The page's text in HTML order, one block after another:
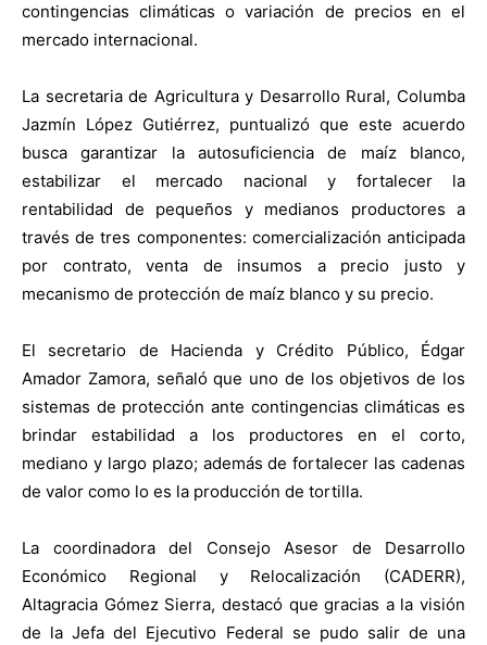
contingencias climáticas o variación de precios en el
mercado internacional.
La secretaria de Agricultura y Desarrollo Rural, Columba
Jazmín López Gutiérrez, puntualizó que este acuerdo
busca garantizar la autosuficiencia de maíz blanco,
estabilizar el mercado nacional y fortalecer la
rentabilidad de pequeños y medianos productores a
través de tres componentes: comercialización anticipada
por contrato, venta de insumos a precio justo y
mecanismo de protección de maíz blanco y su precio.
El secretario de Hacienda y Crédito Público, Édgar
Amador Zamora, señaló que uno de los objetivos de los
sistemas de protección ante contingencias climáticas es
brindar estabilidad a los productores en el corto,
mediano y largo plazo; además de fortalecer las cadenas
de valor como lo es la producción de tortilla.
La coordinadora del Consejo Asesor de Desarrollo
Económico Regional y Relocalización (CADERR),
Altagracia Gómez Sierra, destacó que gracias a la visión
de la Jefa del Ejecutivo Federal se pudo salir de una